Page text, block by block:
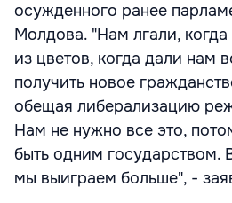
осужденного ранее
Молдова. "Нам лгали,
из цветов, когда дали нам
получить новое
обещая либерализацию
Нам не нужно все это,
быть одним государством.
мы выиграем больше", -